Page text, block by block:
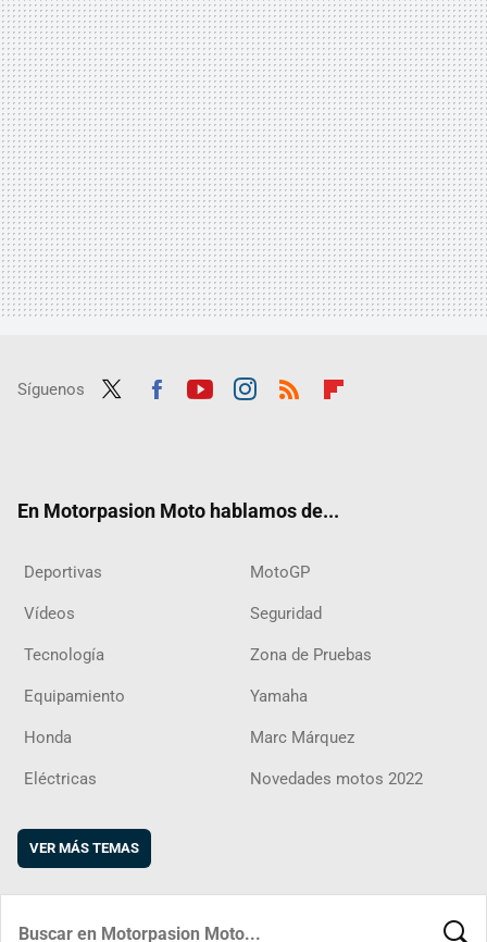
Síguenos
En Motorpasion Moto hablamos de...
Deportivas MotoGP
Vídeos Seguridad
Tecnología Zona de Pruebas
Equipamiento Yamaha
Honda Marc Márquez
Eléctricas Novedades motos 2022
VER MÁS TEMAS